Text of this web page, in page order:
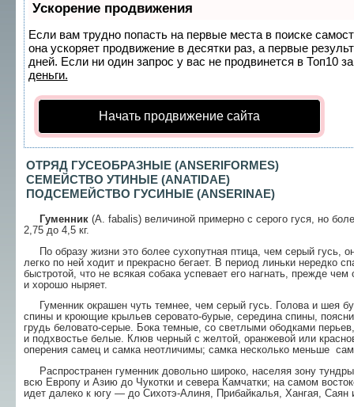
Ускорение продвижения
Если вам трудно попасть на первые места в поиске
она ускоряет продвижение в десятки раз, а первые
дней. Если ни один запрос у вас не продвинется в Топ10
деньги.
Начать продвижение сайта
ОТРЯД ГУСЕОБРАЗНЫЕ (ANSERIFORMES)
СЕМЕЙСТВО УТИНЫЕ (ANATIDAE)
ПОДСЕМЕЙСТВО ГУСИНЫЕ (ANSERINAE)
Гуменник (A. fabalis) величиной при­мерно с серого гуся, но
2,75 до 4,5 кг.
По образу жизни это более сухопутная птица, чем серый гусь,
легко по ней ходит и прекрас­но бегает. В период линьки нередко
быстротой, что не всякая собака успевает его нагнать, прежде
и хорошо ныряет.
Гуменник окрашен чуть темнее, чем серый гусь. Голова и шея
спины и кроющие крыльев серовато-бурые, середина спины,
грудь беловато-серые. Бока темные, со светлыми ободками
и подхвостье белые. Клюв черный с желтой, оранжевой или
оперения самец и самка неотличимы; самка несколько мень­ше
Распространен гуменник довольно широко, на­селяя зону
всю Европу и Азию до Чукотки и севера Камчатки; на самом
идет дале­ко к югу — до Сихотэ-Алиня, Прибайкалья, Хангая, Саян